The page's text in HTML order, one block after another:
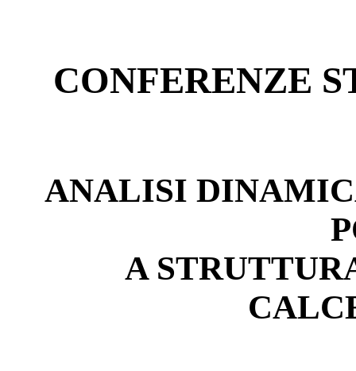
CONFERENZE
ANALISI
A